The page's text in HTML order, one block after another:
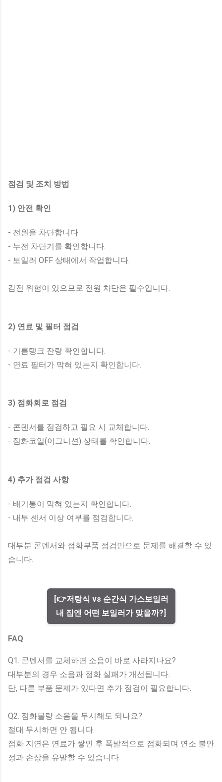
점검 및 조치 방법
1) 안전 확인
- 전원을 차단합니다.
- 누전 차단기를 확인합니다.
- 보일러 OFF 상태에서 작업합니다.
감전 위험이 있으므로 전원 차단은 필수입니다.
2) 연료 및 필터 점검
- 기름탱크 잔량 확인합니다.
- 연료 필터가 막혀 있는지 확인합니다.
3) 점화회로 점검
- 콘덴서를 점검하고 필요 시 교체합니다.
- 점화코일(이그니션) 상태를 확인합니다.
4) 추가 점검 사항
- 배기통이 막혀 있는지 확인합니다.
- 내부 센서 이상 여부를 점검합니다.
대부분 콘덴서와 점화부품 점검만으로 문제를 해결할 수 있
습니다.
[👉저탕식 vs 순간식 가스보일러
내 집엔 어떤 보일러가 맞을까?]
FAQ
Q1. 콘덴서를 교체하면 소음이 바로 사라지나요?
대부분의 경우 소음과 점화 실패가 개선됩니다.
단, 다른 부품 문제가 있다면 추가 점검이 필요합니다.
Q2. 점화불량 소음을 무시해도 되나요?
절대 무시하면 안 됩니다.
점화 지연은 연료가 쌓인 후 폭발적으로 점화되며 연소 불안
정과 손상을 유발할 수 있습니다.